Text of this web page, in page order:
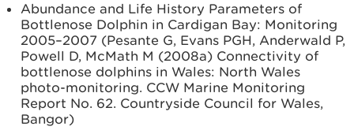
Abundance and Life History Parameters of
Bottlenose Dolphin in Cardigan Bay: Monitoring
2005–2007 (Pesante G, Evans PGH, Anderwald P,
Powell D, McMath M (2008a) Connectivity of
bottlenose dolphins in Wales: North Wales
photo-monitoring. CCW Marine Monitoring
Report No. 62. Countryside Council for Wales,
Bangor)